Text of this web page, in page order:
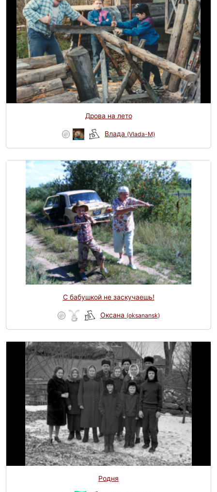
Дрова на лето
Влада (Vlada-M)
С бабушкой не заскучаешь!
Оксана (oksanansk)
Родня